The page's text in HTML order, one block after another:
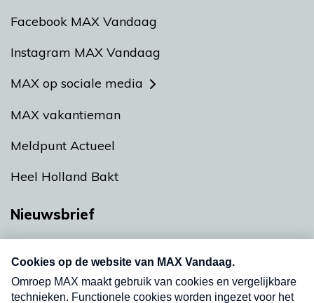
Facebook MAX Vandaag
Instagram MAX Vandaag
MAX op sociale media
MAX vakantieman
Meldpunt Actueel
Heel Holland Bakt
Nieuwsbrief
nieuwsbrief. Elke vrijdag- en dinsdagochtend in
uw mailbox.